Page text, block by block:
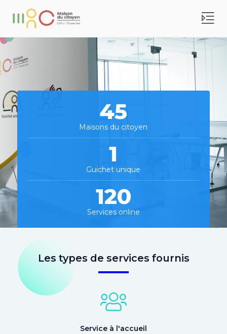
45
Maisons du citoyen
1
Guichet unique
120
Services online
Les types de services fournis
Service à l'accueil